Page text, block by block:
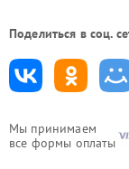
Мы принимаем
все формы оплаты
Поделиться в соц.